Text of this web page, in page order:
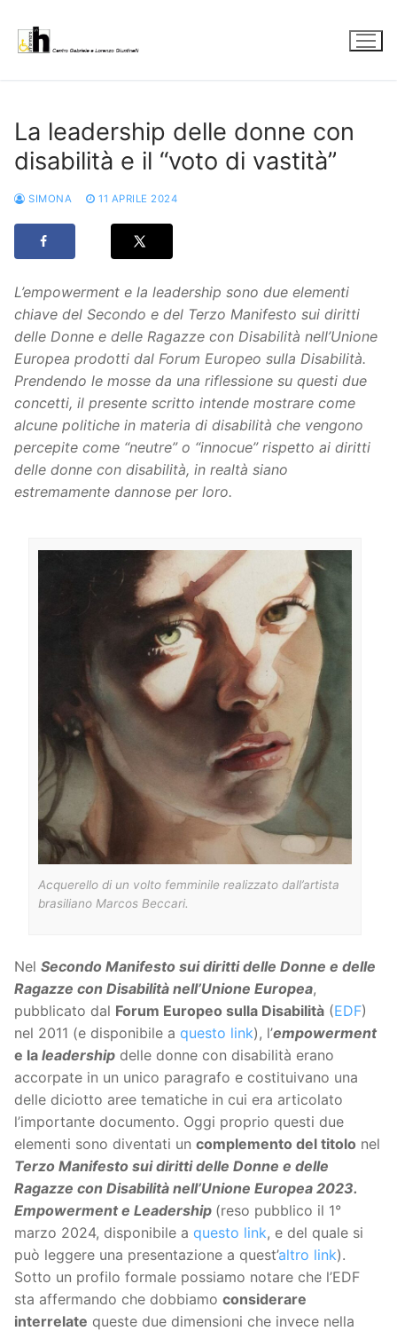
contenuto
La leadership delle donne con
disabilità e il “voto di vastità”
SIMONA 11 APRILE 2024
L’empowerment e la leadership sono due elementi
chiave del Secondo e del Terzo Manifesto sui diritti
delle Donne e delle Ragazze con Disabilità nell’Unione
Europea prodotti dal Forum Europeo sulla Disabilità.
Prendendo le mosse da una riflessione su questi due
concetti, il presente scritto intende mostrare come
alcune politiche in materia di disabilità che vengono
percepite come “neutre” o “innocue” rispetto ai diritti
delle donne con disabilità, in realtà siano
estremamente dannose per loro.
Acquerello di un volto femminile realizzato dall’artista
brasiliano Marcos Beccari.
Nel Secondo Manifesto sui diritti delle Donne e delle
Ragazze con Disabilità nell’Unione Europea,
pubblicato dal Forum Europeo sulla Disabilità (EDF)
nel 2011 (e disponibile a questo link), l’empowerment
e la leadership delle donne con disabilità erano
accorpate in un unico paragrafo e costituivano una
delle diciotto aree tematiche in cui era articolato
l’importante documento. Oggi proprio questi due
elementi sono diventati un complemento del titolo nel
Terzo Manifesto sui diritti delle Donne e delle
Ragazze con Disabilità nell’Unione Europea 2023.
Empowerment e Leadership (reso pubblico il 1°
marzo 2024, disponibile a questo link, e del quale si
può leggere una presentazione a quest’altro link).
Sotto un profilo formale possiamo notare che l’EDF
sta affermando che dobbiamo considerare
interrelate queste due dimensioni che invece nella